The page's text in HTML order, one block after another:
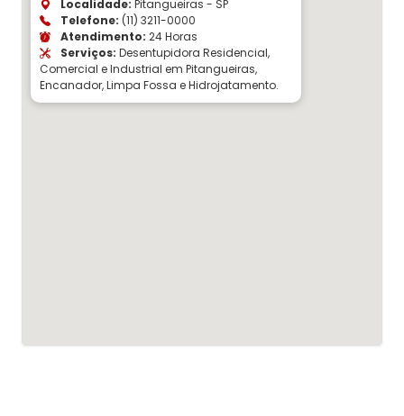
Localidade: Pitangueiras - SP
Telefone: (11) 3211-0000
Atendimento: 24 Horas
Serviços: Desentupidora Residencial,
Comercial e Industrial em Pitangueiras,
Encanador, Limpa Fossa e Hidrojatamento.